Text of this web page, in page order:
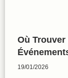
Où
19/01/2026